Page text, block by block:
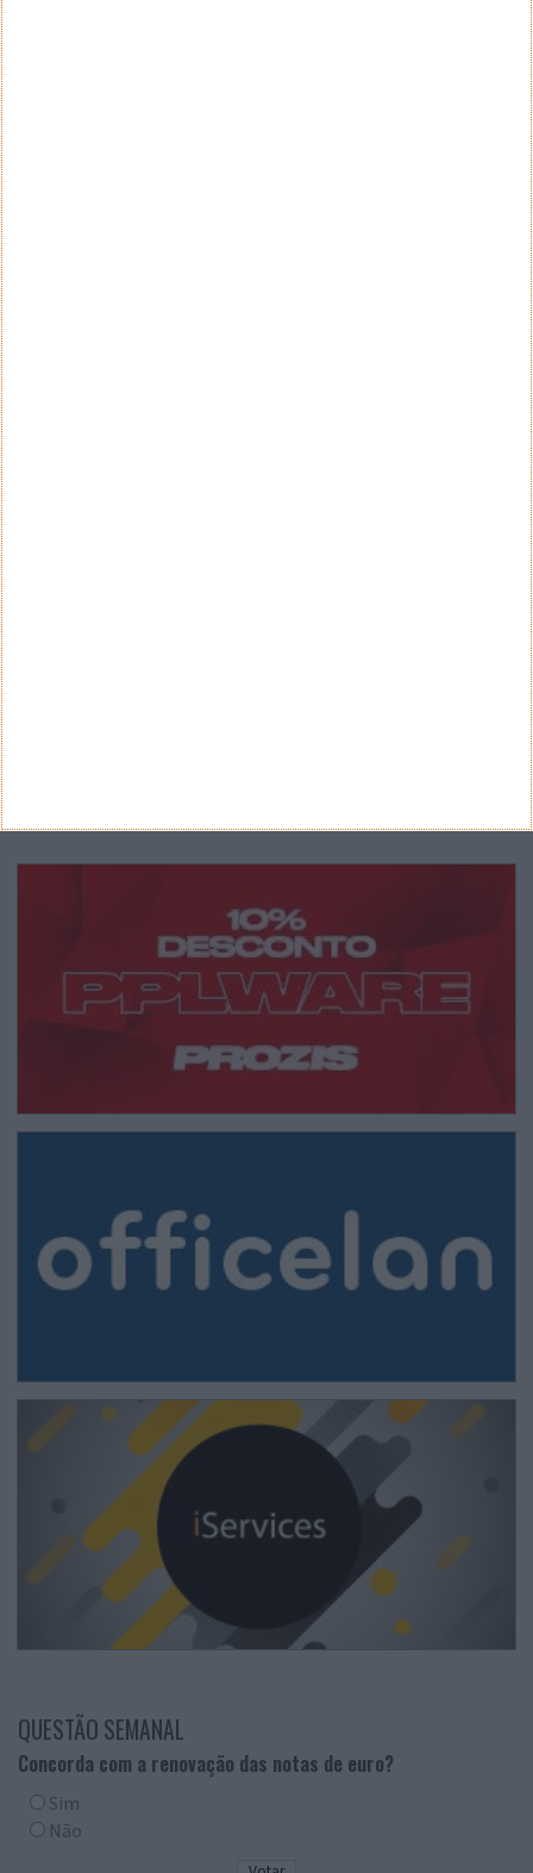
QUESTÃO SEMANAL
Concorda com a renovação das notas de euro?
Sim
Não